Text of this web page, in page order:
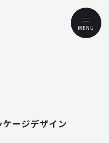
MENU
ージデザイン